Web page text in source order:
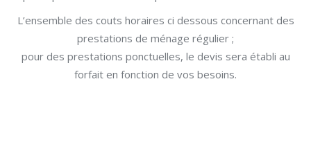
L’ensemble des couts horaires ci dessous concernant des
prestations de ménage régulier ;
pour des prestations ponctuelles, le devis sera établi au
forfait en fonction de vos besoins.